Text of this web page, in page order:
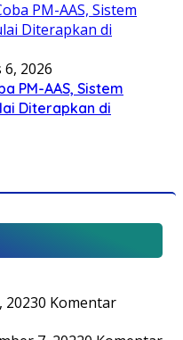
2026
PM-AAS, Sistem
Diterapkan di
20230 Komentar